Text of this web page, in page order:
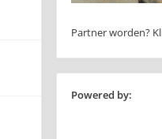
Partner worden?
Powered by: